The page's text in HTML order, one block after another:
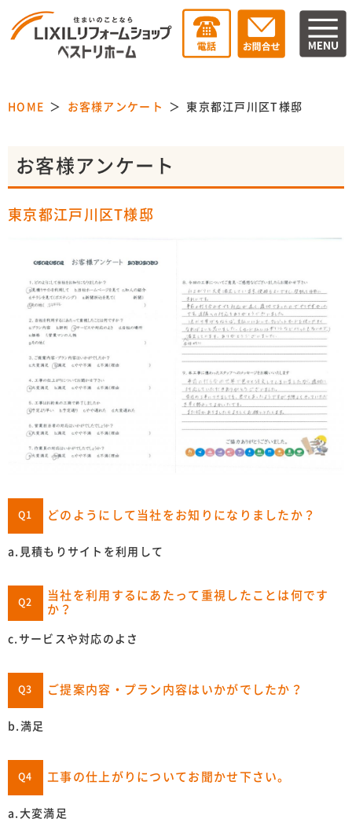
HOME お客様アンケート 東京都江戸川区T様邸
お客様アンケート
東京都江戸川区T様邸
Q1 どのようにして当社をお知りになりましたか？
a.見積もりサイトを利用して
Q2
当社を利用するにあたって重視したことは何です
か？
c.サービスや対応のよさ
Q3 ご提案内容・プラン内容はいかがでしたか？
b.満足
Q4 工事の仕上がりについてお聞かせ下さい。
a.大変満足